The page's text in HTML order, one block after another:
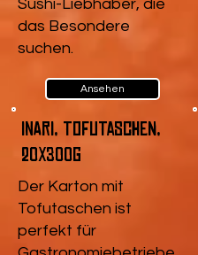
Sushi-Liebhaber, die
das Besondere
suchen.
Ansehen
Inari, Tofutaschen,
20x300g
Der Karton mit
Tofutaschen ist
perfekt für